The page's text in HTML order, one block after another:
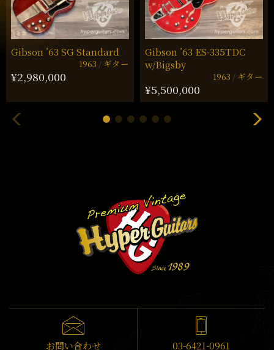
Gibson ’63 SG Standard
1963 ギター
¥2,980,000
Gibson ’63 ES-335TDC
w/Bigsby
1963 ギター
¥5,500,000
お問い合わせ 03-6421-0961